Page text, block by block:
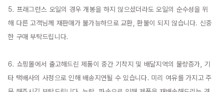
5. 프래그런스 오일의 경우 개봉을 하지 않으셨더라도 오일의 순수성을 위
해 다른 고객님께 재판매가 불가능하므로 교환, 환불이 되지 않습니다. 신중
한 구매 부탁드립니다.
6. 쇼핑몰에서 출고해드린 제품이 중간 기착지 및 배달지역의 물량증가, 기
타 택배사의 사정으로 인해 배송지연될 수 있습니다. 미리 여유를 가지고 주